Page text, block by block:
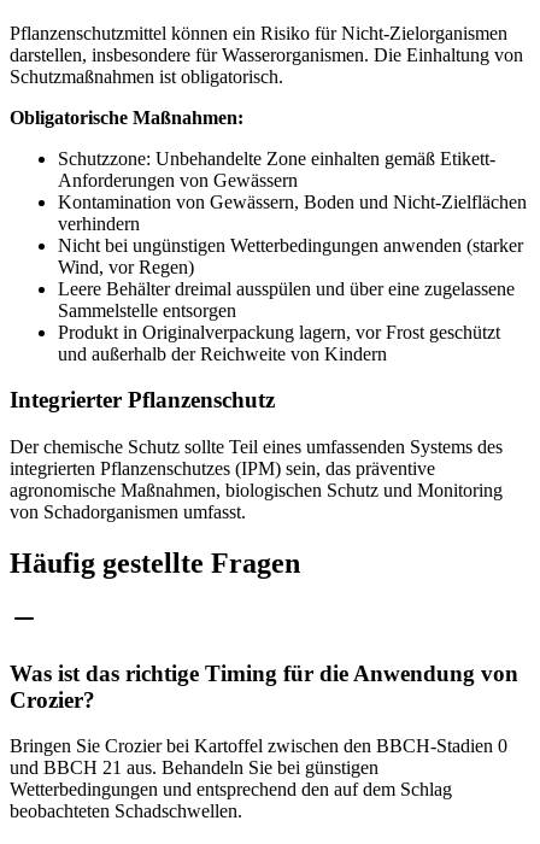
Pflanzenschutzmittel können ein Risiko für Nicht-Zielorganismen
darstellen, insbesondere für Wasserorganismen. Die Einhaltung von
Schutzmaßnahmen ist obligatorisch.
Obligatorische Maßnahmen:
Schutzzone: Unbehandelte Zone einhalten gemäß Etikett-
Anforderungen von Gewässern
Kontamination von Gewässern, Boden und Nicht-Zielflächen
verhindern
Nicht bei ungünstigen Wetterbedingungen anwenden (starker
Wind, vor Regen)
Leere Behälter dreimal ausspülen und über eine zugelassene
Sammelstelle entsorgen
Produkt in Originalverpackung lagern, vor Frost geschützt
und außerhalb der Reichweite von Kindern
Integrierter Pflanzenschutz
Der chemische Schutz sollte Teil eines umfassenden Systems des
integrierten Pflanzenschutzes (IPM) sein, das präventive
agronomische Maßnahmen, biologischen Schutz und Monitoring
von Schadorganismen umfasst.
Häufig gestellte Fragen
Was ist das richtige Timing für die Anwendung von
Crozier?
Bringen Sie Crozier bei Kartoffel zwischen den BBCH-Stadien 0
und BBCH 21 aus. Behandeln Sie bei günstigen
Wetterbedingungen und entsprechend den auf dem Schlag
beobachteten Schadschwellen.